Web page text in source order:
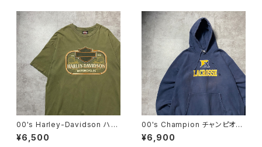
00's Harley-Davidson ハー
レーダビッドソン 両面プリン
ト イーグル コピーライト200
¥6,500
00's Champion チャンピオ
ン リバースウィーブ ラクロ
ス プリント 2XLサイズ ネ
¥6,900